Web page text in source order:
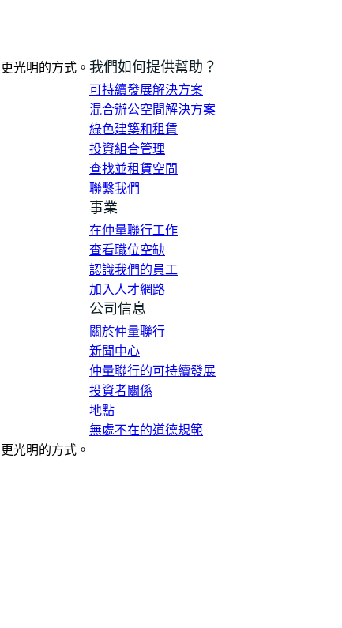
光明的方式。 我們如何提供幫助？
可持續發展解決方案
混合辦公空間解決方案
綠色建築和租賃
投資組合管理
查找並租賃空間
聯繫我們
事業
在仲量聯行工作
查看職位空缺
認識我們的員工
加入人才網路
公司信息
關於仲量聯行
新聞中心
仲量聯行的可持續發展
投資者關係
地點
無處不在的道德規範
光明的方式。